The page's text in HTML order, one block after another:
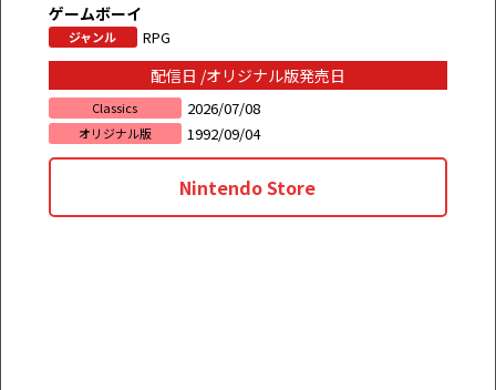
ゲームボーイ
ジャンル RPG
配信日 /オリジナル版発売日
Classics 2026/07/08
オリジナル版 1992/09/04
Nintendo Store